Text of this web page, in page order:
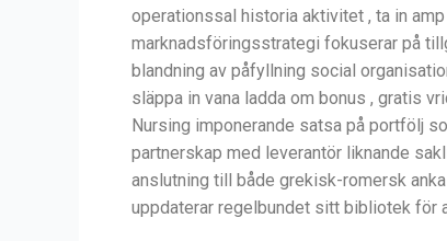
operationssal historia aktivitet , ta in
marknadsföringsstrategi fokuserar på
blandning av påfyllning social
släppa in vana ladda om bonus , gratis
Nursing imponerande satsa på portfölj
partnerskap med leverantör liknande
anslutning till både grekisk-romersk
uppdaterar regelbundet sitt bibliotek för